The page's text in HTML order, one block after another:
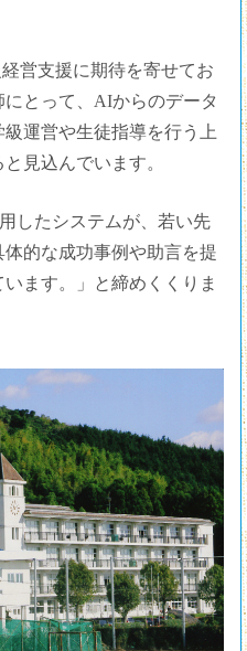
営支援に期待を寄せてお
とって、AIからのデータ
運営や生徒指導を行う上
見込んでいます。
したシステムが、若い先
的な成功事例や助言を提
ます。」と締めくくりま